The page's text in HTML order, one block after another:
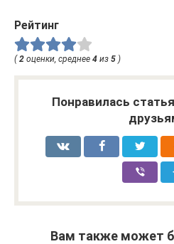
Рейтинг
( 2 оценки, среднее 4 из 5 )
Понравилась
Вам также может